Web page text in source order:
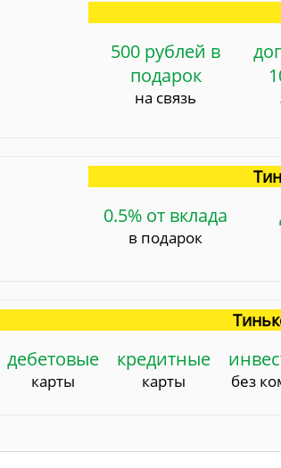
500 рублей в
подарок
на связь
0.5% от вклада
в подарок
дебетовые
карты
кредитные
карты без